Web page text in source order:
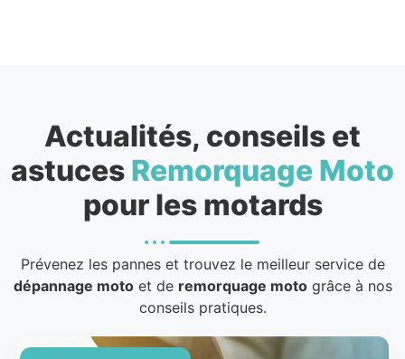
Actualités, conseils et
astuces Remorquage Moto
pour les motards
Prévenez les pannes et trouvez le meilleur service de
dépannage motoet de remorquage motogrâce à nos
conseils pratiques.